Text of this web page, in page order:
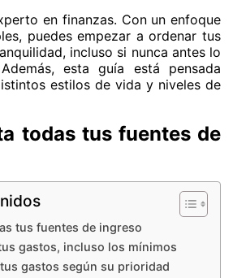
en finanzas. Con un enfoque
puedes empezar a ordenar tus
incluso si nunca antes lo
esta guía está pensada
estilos de vida y niveles de
todas tus fuentes de
tus fuentes de ingreso
gastos, incluso los mínimos
gastos según su prioridad